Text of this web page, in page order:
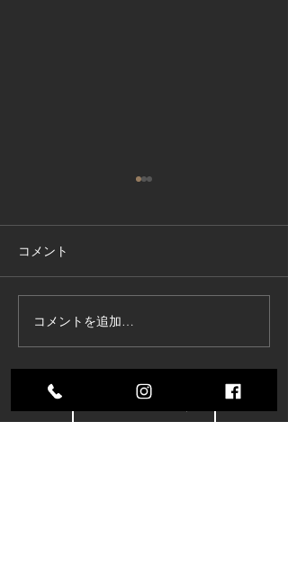
東京商工リサーチ様推
奨、「ALEVEL優良企業ガ
イド2026」に掲載頂きま
した！〜3年連続 厳選さ
れたAランク企業 〜
コメント
コメントを追加…